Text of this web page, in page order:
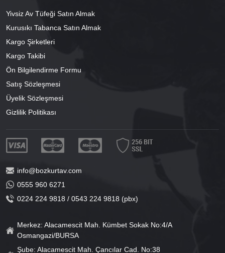
Yivsiz Av Tüfeği Satın Almak
Kurusıkı Tabanca Satın Almak
Kargo Şirketleri
Kargo Takibi
Ön Bilgilendirme Formu
Satış Sözleşmesi
Üyelik Sözleşmesi
Gizlilik Politikası
info@bozkurtav.com
0555 960 6271
0224 224 9818 / 0543 224 9818 (pbx)
Merkez: Alacamescit Mah. Kümbet Sokak No:4/A
Osmangazi/BURSA
Şube: Alacamescit Mah. Çancılar Cad. No:38